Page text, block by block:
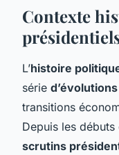
Contexte
L’histoire
série
transitions
Depuis les
scrutins